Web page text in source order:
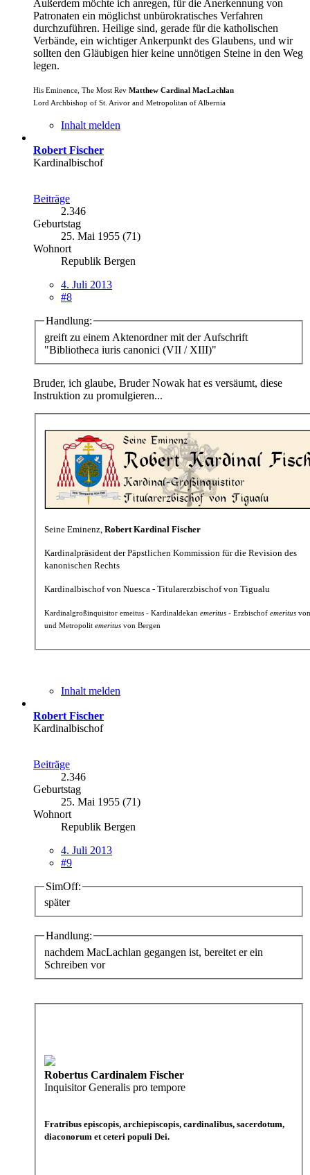
Außerdem möchte ich anregen, für die Anerkennung von
Patronaten ein möglichst unbürokratisches Verfahren
durchzuführen. Heilige sind, gerade für die katholischen
Verbände, ein wichtiger Ankerpunkt des Glaubens, und wir
sollten den Gläubigen hier keine unnötigen Steine in den Weg
legen.
His Eminence, The Most Rev Matthew Cardinal MacLachlan
Lord Archbishop of St. Arivor and Metropolitan of Albernia
Inhalt melden
Robert Fischer
Kardinalbischof
Beiträge
2.346
Geburtstag
25. Mai 1955 (71)
Wohnort
Republik Bergen
4. Juli 2013
#8
Handlung:
greift zu einem Aktenordner mit der Aufschrift
"Bibliotheca iuris canonici (VII / XIII)"
Bruder, ich glaube, Bruder Nowak hat es versäumt, diese
Instruktion zu promulgieren...
Seine Eminenz, Robert Kardinal Fischer
Kardinalpräsident der Päpstlichen Kommission für die Revision des
kanonischen Rechts
Kardinalbischof von Nuesca - Titularerzbischof von Tigualu
Kardinalgroßinquisitor emeitus - Kardinaldekan emeritus - Erzbischof emeritus
und Metropolit emeritus von Bergen
Inhalt melden
Robert Fischer
Kardinalbischof
Beiträge
2.346
Geburtstag
25. Mai 1955 (71)
Wohnort
Republik Bergen
4. Juli 2013
#9
SimOff:
später
Handlung:
nachdem MacLachlan gegangen ist, bereitet er ein
Schreiben vor
Robertus Cardinalem Fischer
Inquisitor Generalis pro tempore
Fratribus episcopis, archiepiscopis, cardinalibus, sacerdotum,
diaconorum et ceteri populi Dei.